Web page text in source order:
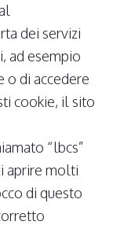
dei servizi
ad esempio
o di accedere
cookie, il sito
“lbcs”
aprire molti
di questo